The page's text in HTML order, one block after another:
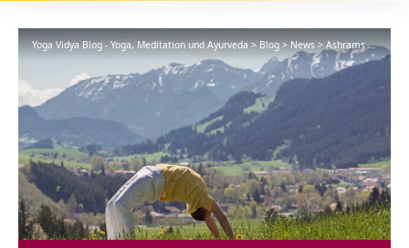
Yoga Vidya Blog - Yoga, Meditation und Ayurveda>Blog>News>Ashrams> Allgäu